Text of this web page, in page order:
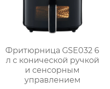
Фритюрница GSE032 6
л с конической ручкой
и сенсорным
управлением